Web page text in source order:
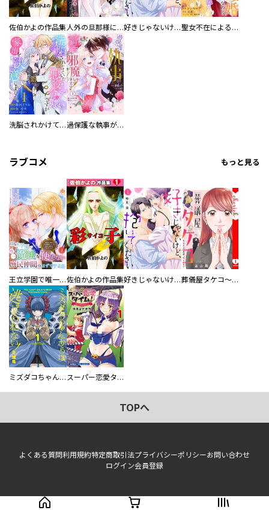
佐伯かよの作品集 人外の旦那様に娶られ毎晩ナカまで愛される…。アンソロジー 好きじゃないけど、抱いてください【電子単行本版／特典おまけ付き】 聖女不在による仮初め婚なのに、不器用な王太子に溺愛されています【電子単行本版／特典おまけ付き】
洗脳されかけていた悪役令嬢ですが家出を決意しました。【電子単行本版／特典おまけ付き】 過保護な執事が私の婚活を邪魔してきます！ 分冊版
ラブコメ もっと見る
王立学園で唯一魔法が使えない庶民仲間のはずですよね～実は王子様で私を溺愛しているなんて告白はやめてください～佐伯かよの作品集 好きじゃないけど、抱いてください【電子単行本版／特典おまけ付き】 葬儀屋タケコ～あなたの最期、叶えます【電子単行本版】
ミズダコちゃんからは逃げられない！ スーパー恋愛タイム！～現場でドＳな彼女は自宅でデレる～
TOPへ
よくある質問利用規約特定商取引法プライバシーポリシーお問い合わせ
ログイン会員登録